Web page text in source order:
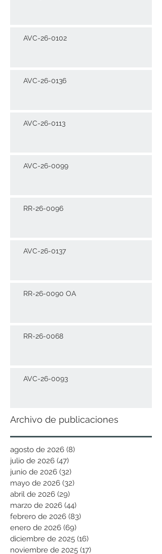
AVC-26-0102
AVC-26-0136
AVC-26-0113
AVC-26-0099
RR-26-0096
AVC-26-0137
RR-26-0090 OA
RR-26-0068
AVC-26-0093
Archivo de publicaciones
agosto de 2026 (8)
julio de 2026 (47)
junio de 2026 (32)
mayo de 2026 (32)
abril de 2026 (29)
marzo de 2026 (44)
febrero de 2026 (83)
enero de 2026 (69)
diciembre de 2025 (16)
noviembre de 2025 (17)